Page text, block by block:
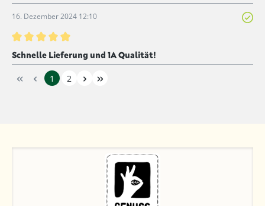
16. Dezember 2024 12:10
Bewertung mit 5 von 5 Sternen
Schnelle Lieferung und 1A Qualität!
1 2